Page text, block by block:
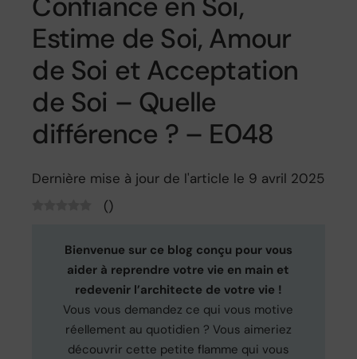
Estime de Soi, Amour
de Soi et Acceptation
de Soi – Quelle
différence ? – E048
Dernière mise à jour de l'article le 9 avril 2025
()
Bienvenue sur ce blog conçu pour vous
aider à reprendre votre vie en main et
redevenir l’architecte de votre vie !
Vous vous demandez ce qui vous motive
réellement au quotidien ? Vous aimeriez
découvrir cette petite flamme qui vous